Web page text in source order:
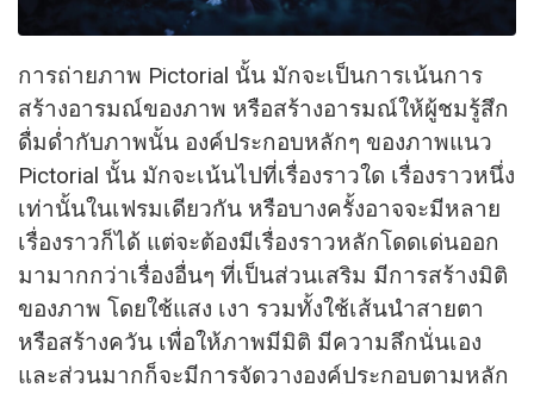
การถ่ายภาพ Pictorial นั้น มักจะเป็นการเน้นการ
สร้างอารมณ์ของภาพ หรือสร้างอารมณ์ให้ผู้ชมรู้สึก
ดื่มดํ่ากับภาพนั้น องค์ประกอบหลักๆ ของภาพแนว
Pictorial นั้น มักจะเน้นไปที่เรื่องราวใด เรื่องราวหนึ่ง
เท่านั้นในเฟรมเดียวกัน หรือบางครั้งอาจจะมีหลาย
เรื่องราวก็ได้ แต่จะต้องมีเรื่องราวหลักโดดเด่นออก
มามากกว่าเรื่องอื่นๆ ที่เป็นส่วนเสริม มีการสร้างมิติ
ของภาพ โดยใช้แสง เงา รวมทั้งใช้เส้นนำสายตา
หรือสร้างควัน เพื่อให้ภาพมีมิติ มีความลึกนั่นเอง
และส่วนมากก็จะมีการจัดวางองค์ประกอบตามหลัก